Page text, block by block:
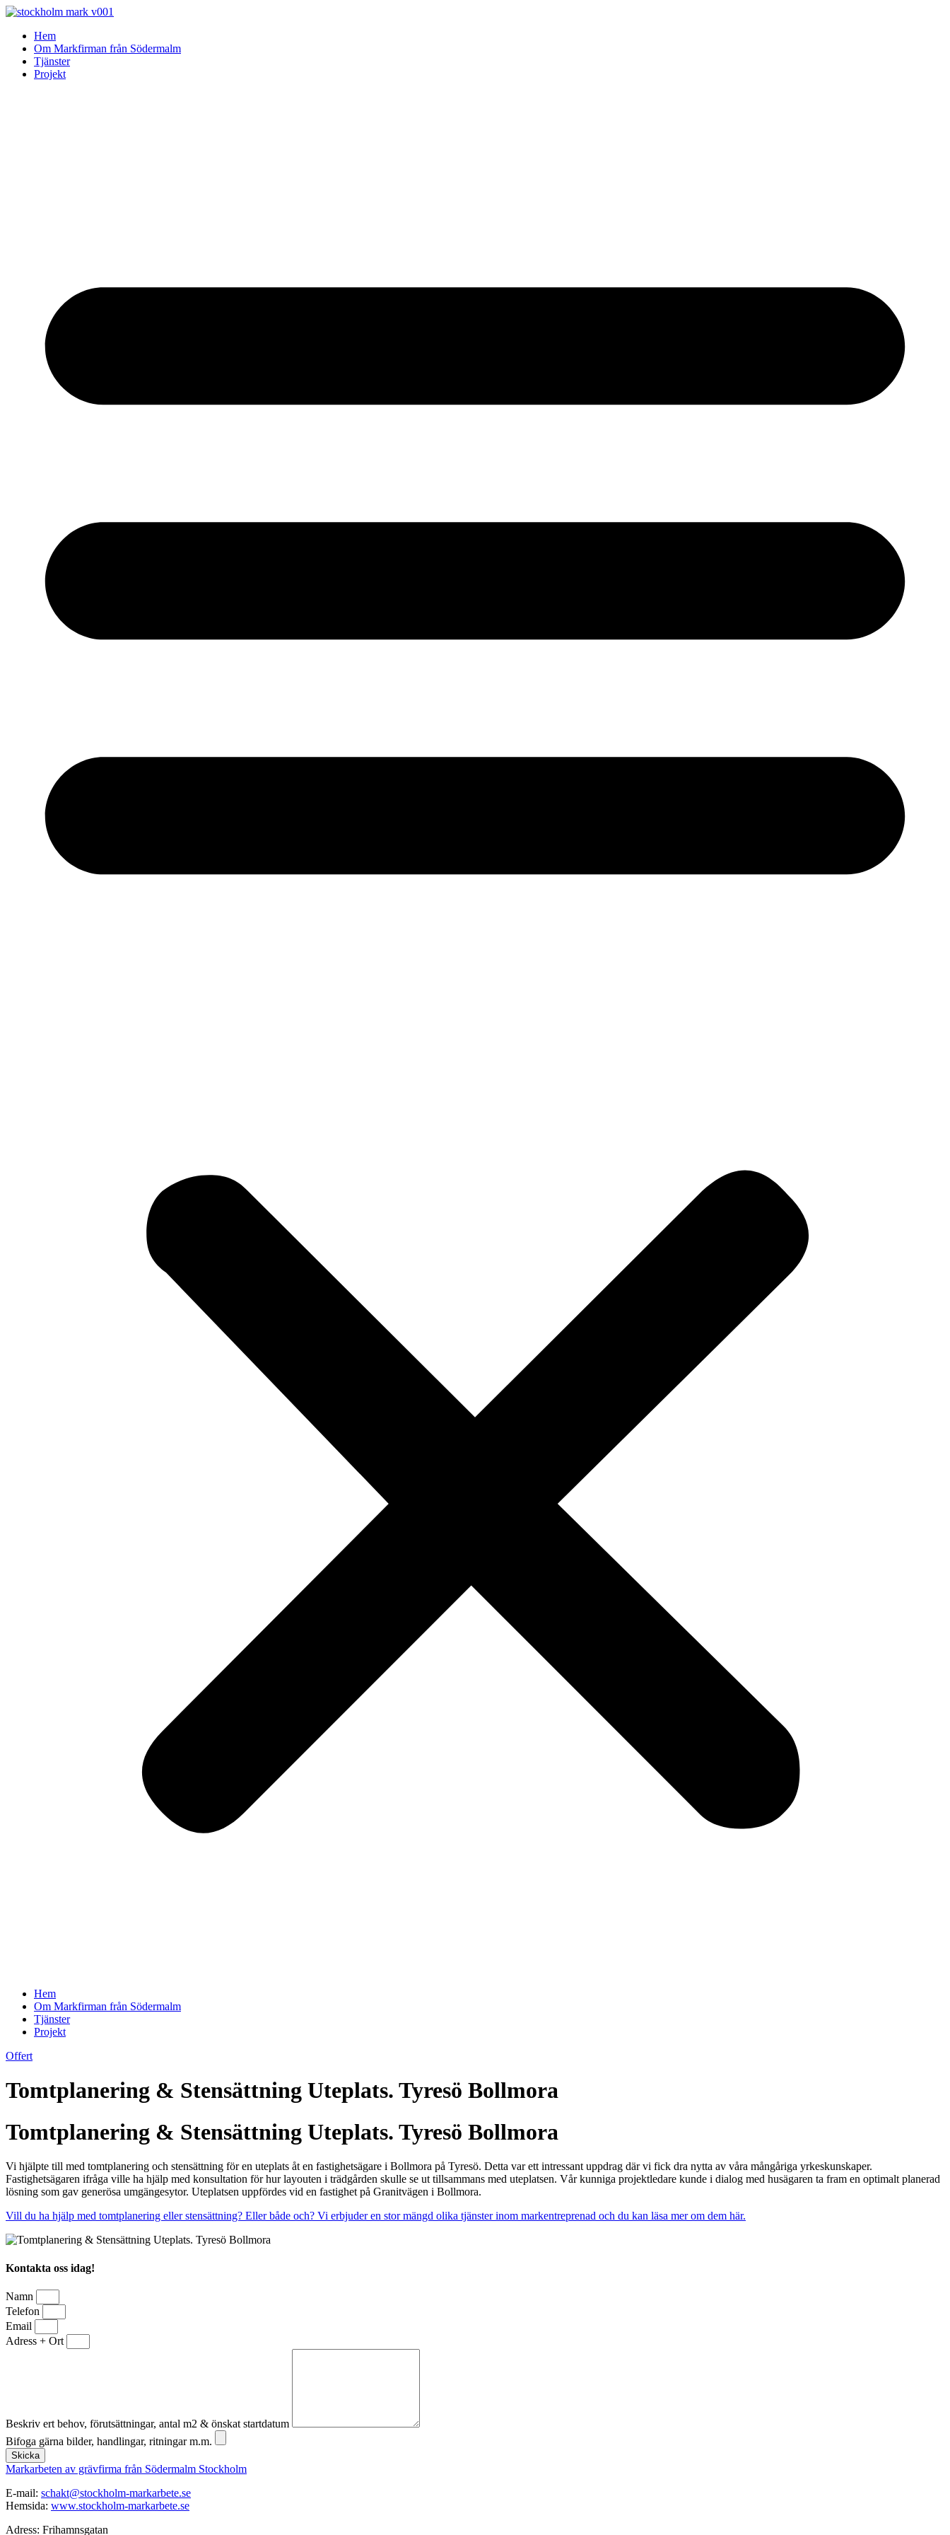
Skip
contentHem
Om Markfirman från Södermalm
Tjänster
Projekt
Hem
Om Markfirman från Södermalm
Tjänster
Projekt
Offert
Tomtplanering & Stensättning Uteplats. Tyresö Bollmora
Tomtplanering & Stensättning Uteplats. Tyresö Bollmora
Vi hjälpte till med tomtplanering och stensättning för en uteplats åt en fastighetsägare i Bollmora på Tyresö. Detta var ett intressant uppdrag där vi fick dra nytta av våra mångåriga yrkeskunskaper.
Fastighetsägaren ifråga ville ha hjälp med konsultation för hur layouten i trädgården skulle se ut tillsammans med uteplatsen. Vår kunniga projektledare kunde i dialog med husägaren ta fram en optimalt planerad
lösning som gav generösa umgängesytor. Uteplatsen uppfördes vid en fastighet på Granitvägen i Bollmora.
Vill du ha hjälp med tomtplanering eller stensättning? Eller både och? Vi erbjuder en stor mängd olika tjänster inom markentreprenad och du kan läsa mer om dem här.
Kontakta oss idag!
Namn
Telefon
Email
Adress + Ort
Beskriv ert behov, förutsättningar, antal m2 & önskat startdatum
Bifoga gärna bilder, handlingar, ritningar m.m.
Skicka
Markarbeten av grävfirma från Södermalm Stockholm
E-mail: schakt@stockholm-markarbete.se
Hemsida: www.stockholm-markarbete.se
Adress: Frihamnsgatan